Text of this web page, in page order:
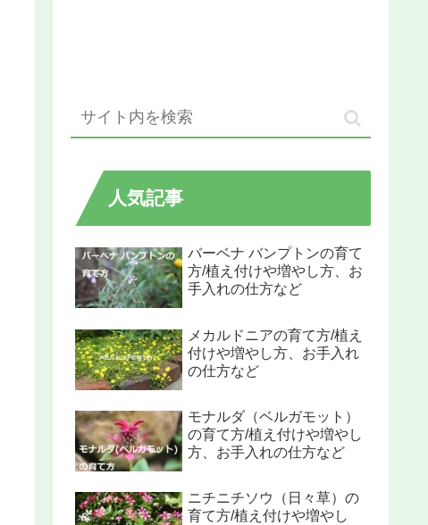
人気記事
バーベナ バンプトンの育て
方/植え付けや増やし方、お
手入れの仕方など
メカルドニアの育て方/植え
付けや増やし方、お手入れ
の仕方など
モナルダ（ベルガモット）
の育て方/植え付けや増やし
方、お手入れの仕方など
ニチニチソウ（日々草）の
育て方/植え付けや増やし